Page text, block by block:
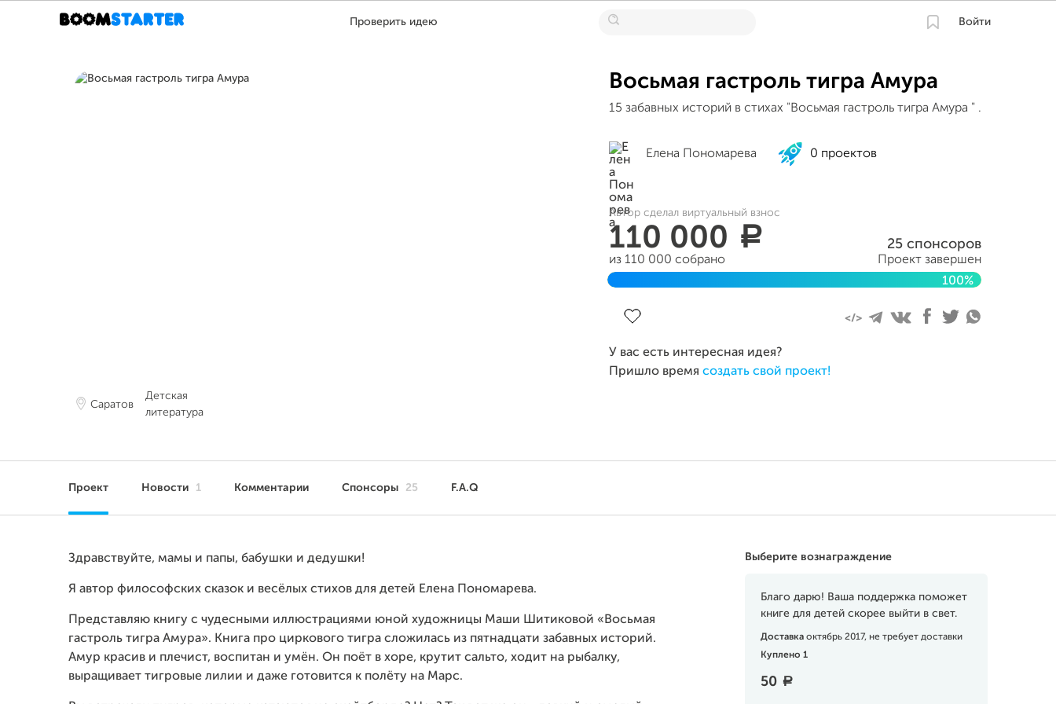
Проверить идею Войти
Саратов
Детская
литература
Восьмая гастроль тигра Амура
15 забавных историй в стихах "Восьмая гастроль тигра Амура " .
Елена Пономарева 0 проектов
Автор сделал виртуальный взнос
110 000 a
из 110 000 собрано
25 спонсоров
Проект завершен
100%
У вас есть интересная идея?
Пришло время создать свой проект!
Проект Новости 1 Комментарии Спонсоры 25 F.A.Q
Выберите вознаграждение
Благо дарю! Ваша поддержка поможет
книге для детей скорее выйти в свет.
Доставка октябрь 2017, не требует доставки
Куплено 1
50 a
Здравствуйте, мамы и папы, бабушки и дедушки!
Я автор философских сказок и весёлых стихов для детей Елена Пономарева.
Представляю книгу с чудесными иллюстрациями юной художницы Маши Шитиковой «Восьмая
гастроль тигра Амура». Книга про циркового тигра сложилась из пятнадцати забавных историй.
Амур красив и плечист, воспитан и умён. Он поёт в хоре, крутит сальто, ходит на рыбалку,
выращивает тигровые лилии и даже готовится к полёту на Марс.